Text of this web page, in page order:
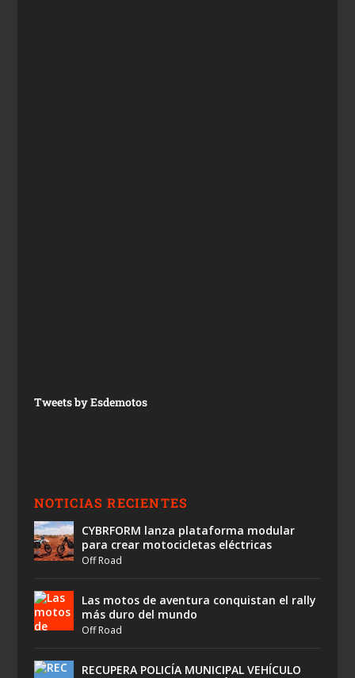
Tweets by Esdemotos
NOTICIAS RECIENTES
CYBRFORM lanza plataforma modular
para crear motocicletas eléctricas
Off Road
Las motos de aventura conquistan el rally
más duro del mundo
Off Road
RECUPERA POLICÍA MUNICIPAL VEHÍCULO